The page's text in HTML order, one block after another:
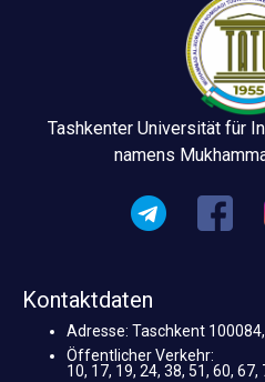
Tashkenter Universität für
namens
Kontaktdaten
Adresse: Taschkent
Öffentlicher Verkehr:
10, 17, 19, 24, 38, 51, 60, 67,